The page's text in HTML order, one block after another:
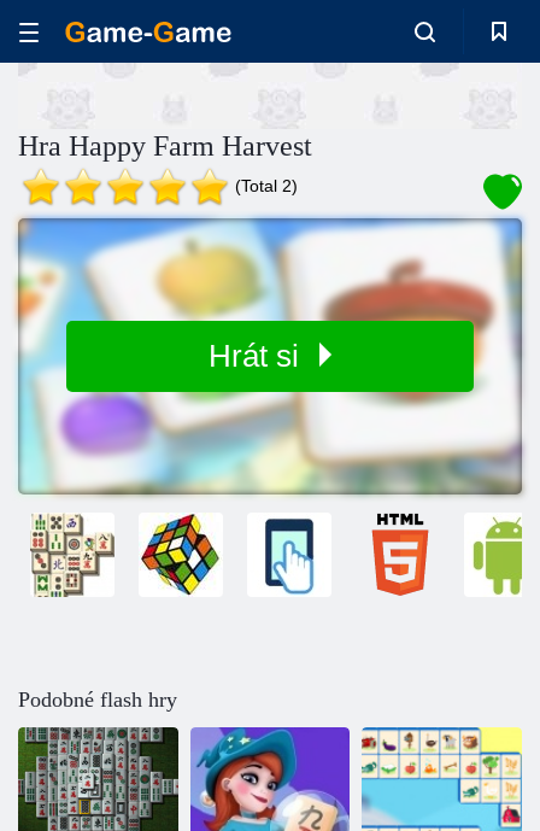
Hra Happy Farm Harvest
(Total 2)
Hrát si
Podobné flash hry